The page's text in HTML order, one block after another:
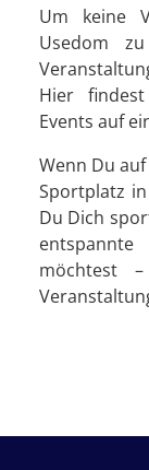
Um keine
Usedom
Hier
Events auf
Wenn Du
Sportplatz
Du Dich
möchtest